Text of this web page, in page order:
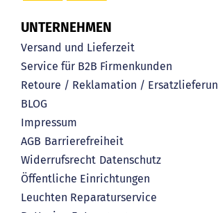
UNTERNEHMEN
Versand und Lieferzeit
Service für B2B Firmenkunden
Retoure / Reklamation /
BLOG
Impressum
AGB Barrierefreiheit
Widerrufsrecht Datenschutz
Öffentliche Einrichtungen
Leuchten Reparaturservice